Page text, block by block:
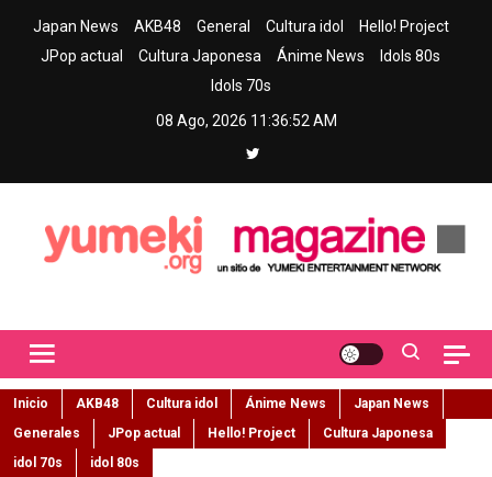
Japan News AKB48 General Cultura idol
Hello! Project
JPop actual
Cultura Japonesa Ánime News
Idols 80s
Idols 70s
08 Ago, 2026 11:36:53 AM
Inicio AKB48 Cultura idol Ánime News
Japan News
Generales
JPop actual Hello! Project
Cultura Japonesa
idol 70s
idol 80s